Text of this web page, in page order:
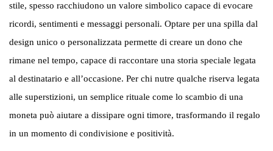
stile, spesso racchiudono un valore simbolico capace di evocare
ricordi, sentimenti e messaggi personali. Optare per una spilla dal
design unico o personalizzata permette di creare un dono che
rimane nel tempo, capace di raccontare una storia speciale legata
al destinatario e all’occasione. Per chi nutre qualche riserva legata
alle superstizioni, un semplice rituale come lo scambio di una
moneta può aiutare a dissipare ogni timore, trasformando il regalo
in un momento di condivisione e positività.